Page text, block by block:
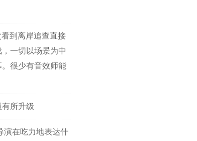
到离岸追查直接
一切以场景为中
很少有音效师能
所升级
演在吃力地表达什